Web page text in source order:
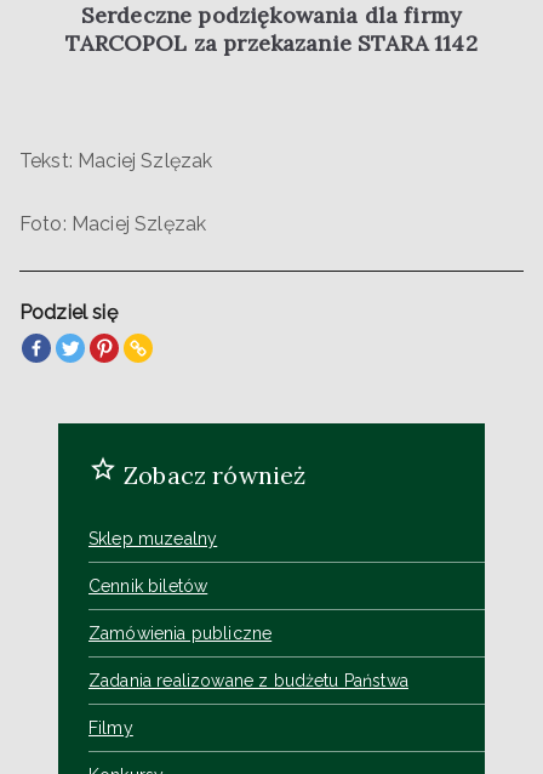
Serdeczne podziękowania dla firmy
TARCOPOL za przekazanie STARA 1142
Tekst: Maciej Szlęzak
Foto: Maciej Szlęzak
Podziel się
Zobacz również
Sklep muzealny
Cennik biletów
Zamówienia publiczne
Zadania realizowane z budżetu Państwa
Filmy